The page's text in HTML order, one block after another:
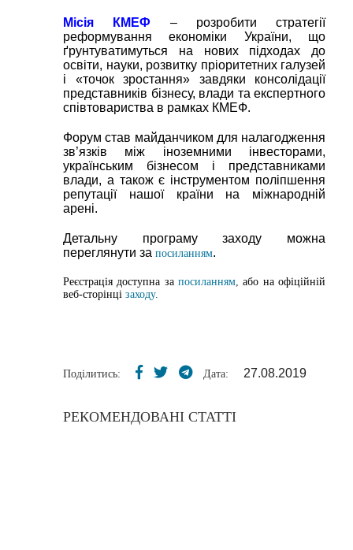
Місія КМЕФ – розробити стратегії
реформування економіки України, що
ґрунтуватимуться на нових підходах до
освіти, науки, розвитку пріоритетних галузей
і «точок зростання» завдяки консолідації
представників бізнесу, влади та експертного
співтовариства в рамках КМЕФ.
Форум став майданчиком для налагодження
зв’язків між іноземними інвесторами,
українським бізнесом і представниками
влади, а також є інструментом поліпшення
репутації нашої країни на міжнародній
арені.
Детальну програму заходу можна
переглянути за посиланням.
Реєстрація доступна за посиланням,або на офіційній
веб-сторінці заходу.
Поділитись: Дата: 27.08.2019
РЕКОМЕНДОВАНІ СТАТТІ